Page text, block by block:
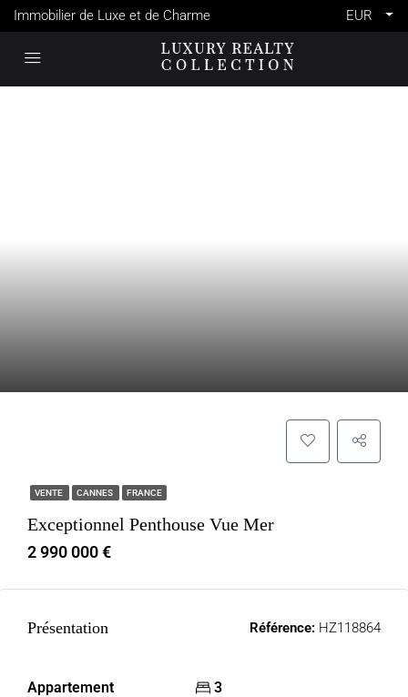
Immobilier de Luxe et de Charme EUR
VENTE CANNES FRANCE
Exceptionnel Penthouse Vue Mer
2 990 000 €
Présentation Référence: HZ118864
Appartement 3